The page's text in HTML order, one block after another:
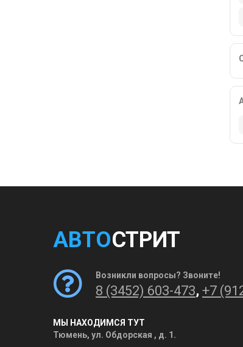
АВТОСТРИТ
Возникли вопросы? Звоните!
8 (3452) 603-473, +7
МЫ НАХОДИМСЯ ТУТ
Тюмень, ул. Обдорская , д. 1.